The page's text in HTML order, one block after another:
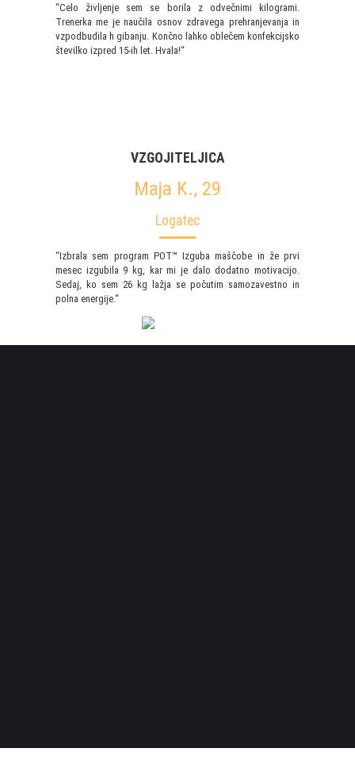
“Celo življenje sem se borila z odvečnimi kilogrami.
Trenerka me je naučila osnov zdravega prehranjevanja in
vzpodbudila h gibanju. Končno lahko oblečem konfekcijsko
številko izpred 15-ih let. Hvala!“
VZGOJITELJICA
Maja K., 29
Logatec
“Izbrala sem program POT™ Izguba maščobe in že prvi
mesec izgubila 9 kg, kar mi je dalo dodatno motivacijo.
Sedaj, ko sem 26 kg lažja se počutim samozavestno in
polna energije.“